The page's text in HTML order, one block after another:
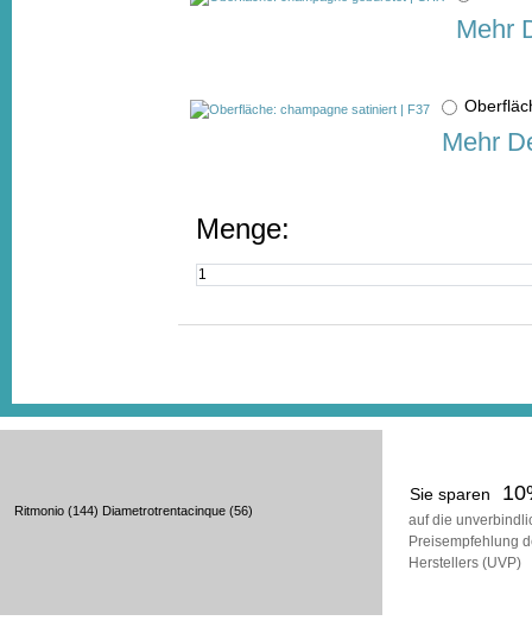
Mehr
Mehr
Menge:
Sie sparen
auf die
Preisempfehlung
Herstellers (UVP)
Ritmonio (144) Diametrotrentacinque (56)